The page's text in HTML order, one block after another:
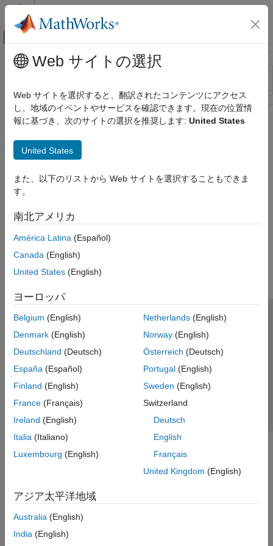
コンテンツへスキップ
オフキャンバス ナビゲーション メ
リソース
ステータス
メインコンテンツ
Web サイトの選択
Web サイトを選択すると、翻訳されたコンテンツにアクセス
し、地域のイベントやサービスを確認できます。現在の位置情
報に基づき、次のサイトの選択を推奨します: United States
United States
また、以下のリストから Web サイトを選択することもできま
す。
南北アメリカ
América Latina (Español)
Canada (English)
United States (English)
ヨーロッパ
Belgium (English)
Denmark (English)
Deutschland (Deutsch)
España (Español)
Finland (English)
France (Français)
Ireland (English)
Italia (Italiano)
Luxembourg (English)
Netherlands(English)
Norway(English)
Österreich (Deutsch)
Portugal(English)
Sweden (English)
Switzerland
Deutsch
English
Français
United Kingdom (English)
アジア太平洋地域
Australia (English)
India (English)
トラストセンター
プライバシー ポリシー
違法コピー防止
アプリケーション ステータス
© 1994-2026 The MathWorks, Inc.